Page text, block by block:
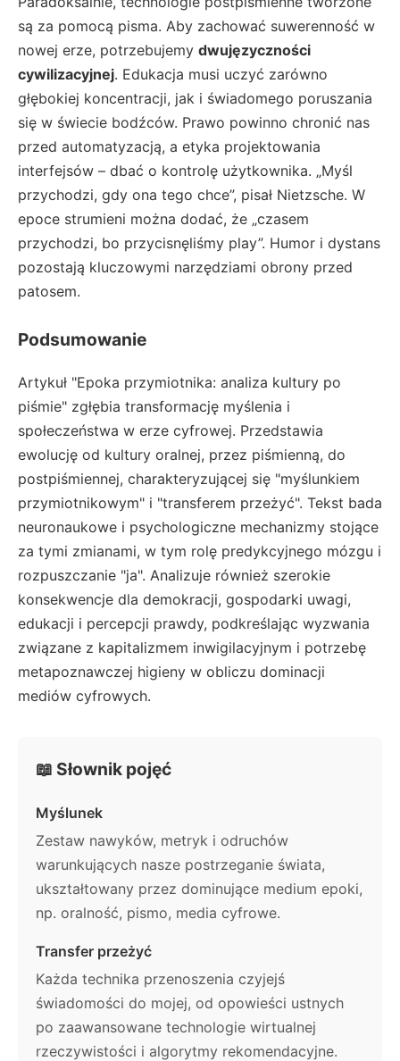
są za pomocą pisma. Aby zachować suwerenność w
nowej erze, potrzebujemy dwujęzyczności
cywilizacyjnej. Edukacja musi uczyć zarówno
głębokiej koncentracji, jak i świadomego poruszania
się w świecie bodźców. Prawo powinno chronić nas
przed automatyzacją, a etyka projektowania
interfejsów – dbać o kontrolę użytkownika. „Myśl
przychodzi, gdy ona tego chce”, pisał Nietzsche. W
epoce strumieni można dodać, że „czasem
przychodzi, bo przycisnęliśmy play”. Humor i dystans
pozostają kluczowymi narzędziami obrony przed
patosem.
Podsumowanie
Artykuł "Epoka przymiotnika: analiza kultury po
piśmie" zgłębia transformację myślenia i
społeczeństwa w erze cyfrowej. Przedstawia
ewolucję od kultury oralnej, przez piśmienną, do
postpiśmiennej, charakteryzującej się "myślunkiem
przymiotnikowym" i "transferem przeżyć". Tekst bada
neuronaukowe i psychologiczne mechanizmy stojące
za tymi zmianami, w tym rolę predykcyjnego mózgu i
rozpuszczanie "ja". Analizuje również szerokie
konsekwencje dla demokracji, gospodarki uwagi,
edukacji i percepcji prawdy, podkreślając wyzwania
związane z kapitalizmem inwigilacyjnym i potrzebę
metapoznawczej higieny w obliczu dominacji
mediów cyfrowych.
📖 Słownik pojęć
Myślunek
Zestaw nawyków, metryk i odruchów
warunkujących nasze postrzeganie świata,
ukształtowany przez dominujące medium epoki,
np. oralność, pismo, media cyfrowe.
Transfer przeżyć
Każda technika przenoszenia czyjejś
świadomości do mojej, od opowieści ustnych
po zaawansowane technologie wirtualnej
rzeczywistości i algorytmy rekomendacyjne.